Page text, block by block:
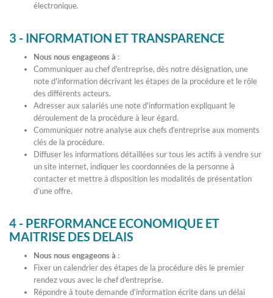
électronique.
3 - INFORMATION ET TRANSPARENCE
Nous nous engageons à :
Communiquer au chef d'entreprise, dès notre désignation, une
note d'information décrivant les étapes de la procédure et le rôle
des différents acteurs.
Adresser aux salariés une note d'information expliquant le
déroulement de la procédure à leur égard.
Communiquer notre analyse aux chefs d’entreprise aux moments
clés de la procédure.
Diffuser les informations détaillées sur tous les actifs à vendre sur
un site internet, indiquer les coordonnées de la personne à
contacter et mettre à disposition les modalités de présentation
d’une offre.
4 - PERFORMANCE ECONOMIQUE ET
MAITRISE DES DELAIS
Nous nous engageons à :
Fixer un calendrier des étapes de la procédure dès le premier
rendez vous avec le chef d'entreprise.
Répondre à toute demande d’information écrite dans un délai